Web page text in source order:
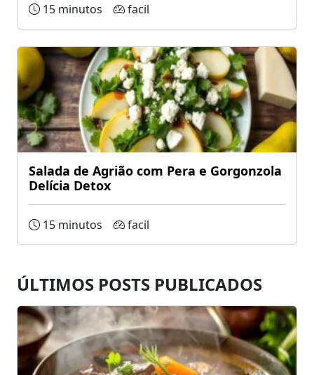
15 minutos facil
Salada de Agrião com Pera e Gorgonzola
Delícia Detox
15 minutos facil
ÚLTIMOS POSTS PUBLICADOS